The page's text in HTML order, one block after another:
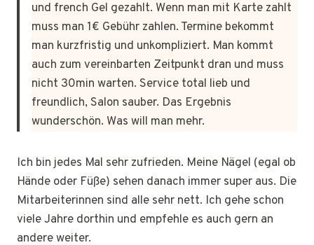
und french Gel gezahlt. Wenn man mit Karte zahlt
muss man 1€ Gebühr zahlen. Termine bekommt
man kurzfristig und unkompliziert. Man kommt
auch zum vereinbarten Zeitpunkt dran und muss
nicht 30min warten. Service total lieb und
freundlich, Salon sauber. Das Ergebnis
wunderschön. Was will man mehr.
Ich bin jedes Mal sehr zufrieden. Meine Nägel (egal ob
Hände oder Füße) sehen danach immer super aus. Die
Mitarbeiterinnen sind alle sehr nett. Ich gehe schon
viele Jahre dorthin und empfehle es auch gern an
andere weiter.